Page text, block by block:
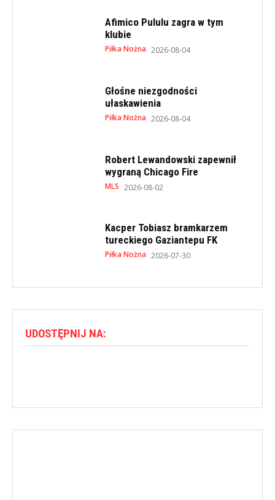
Afimico Pululu zagra w tym
klubie
Piłka Nożna 2026-08-04
Głośne niezgodności
ułaskawienia
Piłka Nożna 2026-08-04
Robert Lewandowski zapewnił
wygraną Chicago Fire
MLS 2026-08-02
Kacper Tobiasz bramkarzem
tureckiego Gaziantepu FK
Piłka Nożna 2026-07-30
UDOSTĘPNIJ NA: